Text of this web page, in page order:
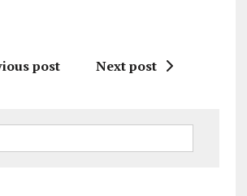
post Next post